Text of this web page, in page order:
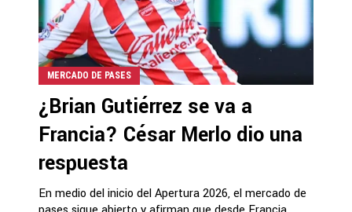
MERCADO DE PASES
¿Brian Gutiérrez se va a
Francia? César Merlo dio una
respuesta
En medio del inicio del Apertura 2026, el mercado de